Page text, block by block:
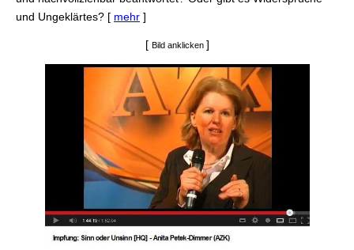
und Ungeklärtes? [ mehr ]
[ Bild anklicken ]